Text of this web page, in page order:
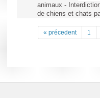
animaux -
de chiens et chats
« précedent 1